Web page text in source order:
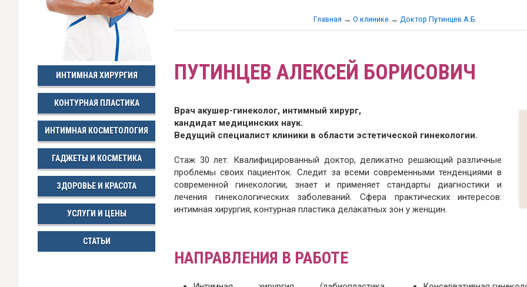
Главная → О клинике → Доктор Путинцев А.Б.
ПУТИНЦЕВ АЛЕКСЕЙ БОРИСОВИЧ
Врач акушер-гинеколог, интимный хирург,
кандидат медицинских наук.
Ведущий специалист клиники в области эстетической гинекологии.
Стаж 30 лет. Квалифицированный доктор, деликатно решающий различные
проблемы своих пациенток. Следит за всеми современными тенденциями в
современной гинекологии, знает и применяет стандарты диагностики и
лечения гинекологических заболеваний. Сфера практических интересов:
интимная хирургия, контурная пластика делакатных зон у женщин.
НАПРАВЛЕНИЯ В РАБОТЕ
ИНТИМНАЯ ХИРУРГИЯ
КОНТУРНАЯ ПЛАСТИКА
ИНТИМНАЯ КОСМЕТОЛОГИЯ
ГАДЖЕТЫ И КОСМЕТИКА
ЗДОРОВЬЕ И КРАСОТА
УСЛУГИ И ЦЕНЫ
СТАТЬИ